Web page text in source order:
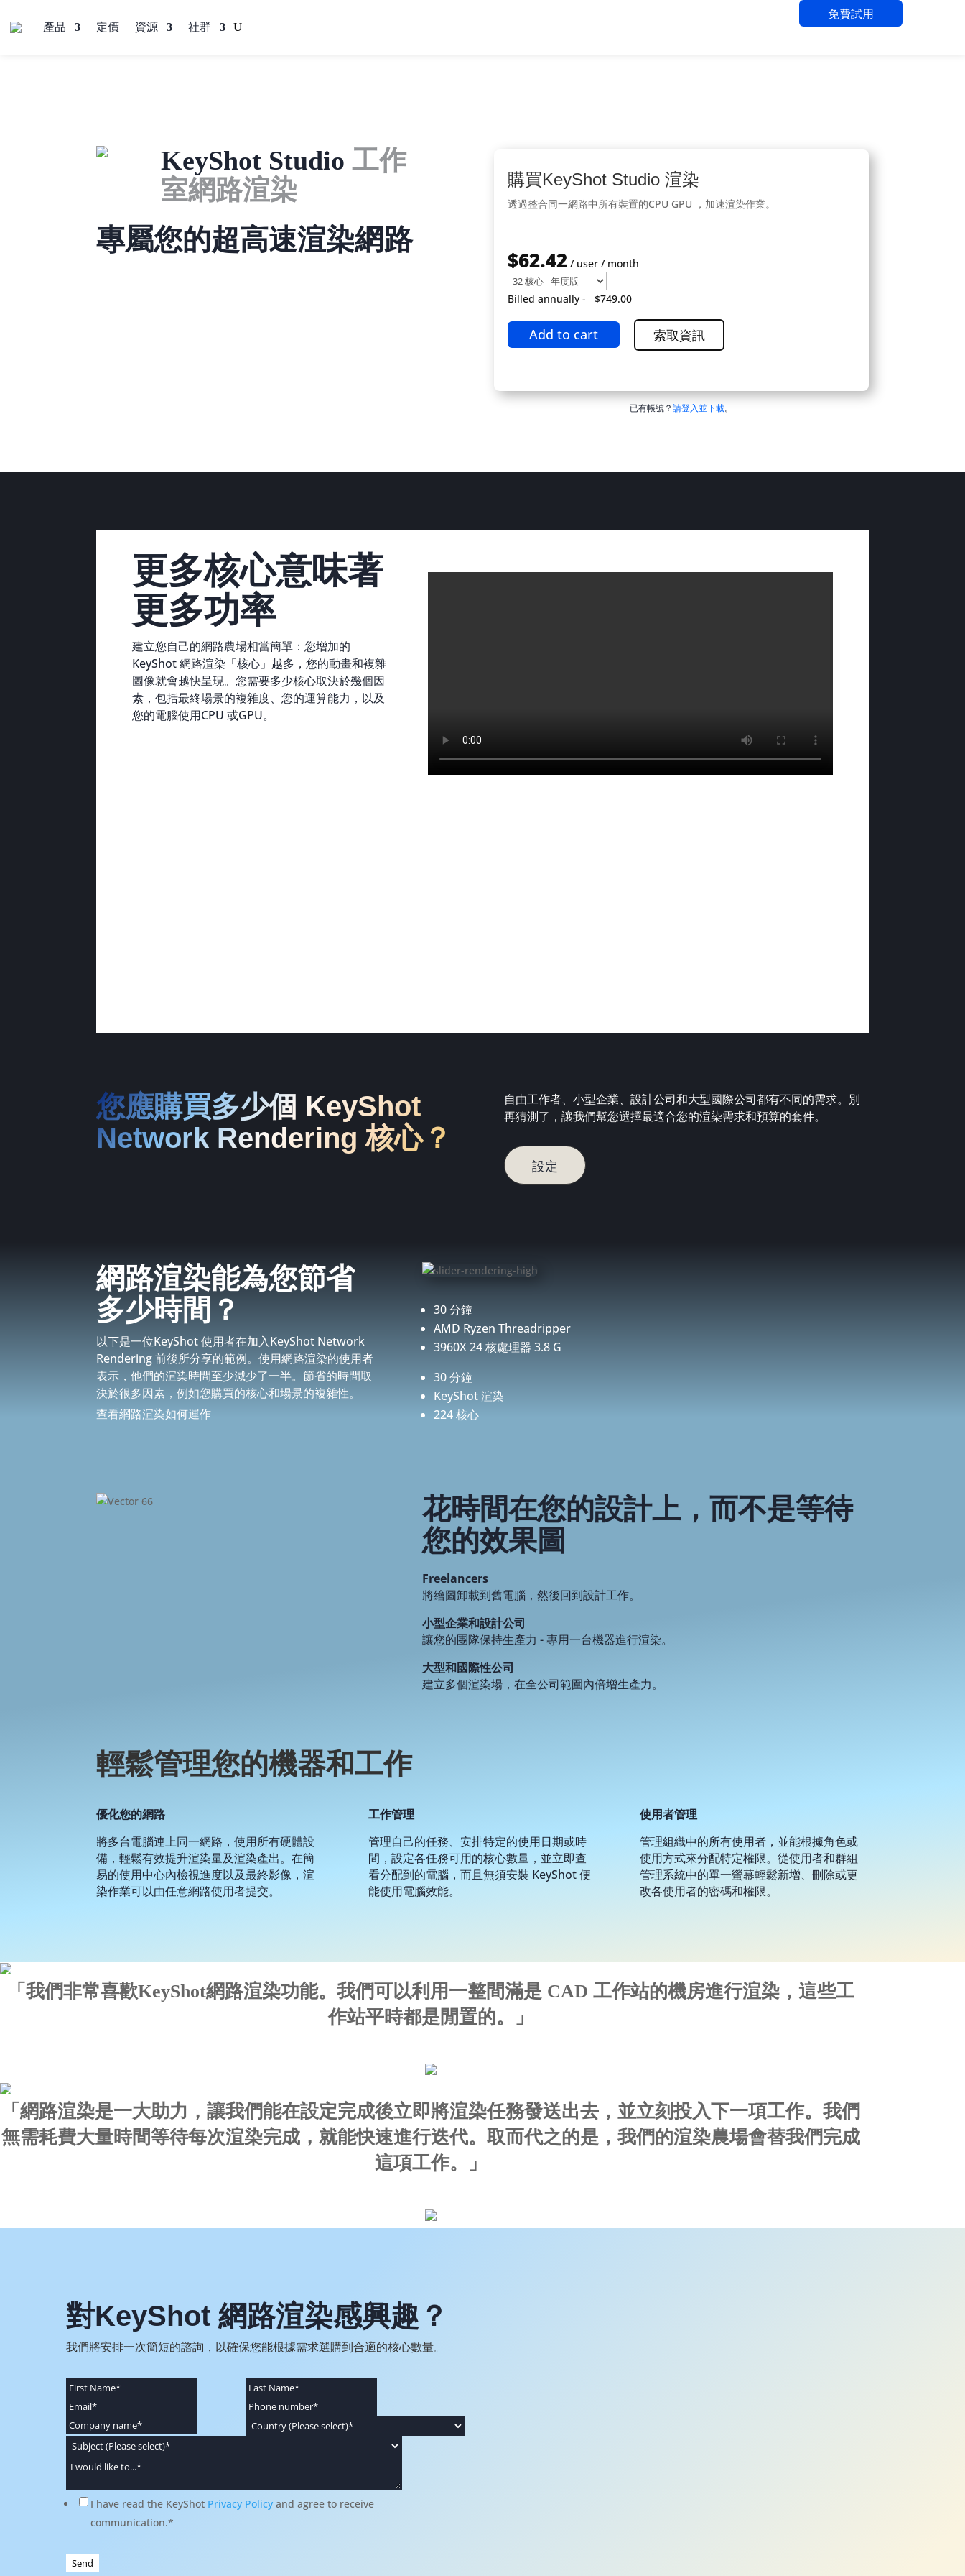
產品 定價 資源 社群
免費試用
KeyShot Studio工作
室網路渲染
專屬您的超高速渲染網路
購買KeyShot Studio 渲染
透過整合同一網路中所有裝置的CPU GPU ，加速渲染作業。
$62.42 / user / month
Billed annually - $749.00
Add to cart 索取資訊
已有帳號？ 請登入並下載。
更多核心意味著
更多功率
建立您自己的網路農場相當簡單：您增加的
KeyShot 網路渲染「核心」越多，您的動畫和複雜
圖像就會越快呈現。您需要多少核心取決於幾個因
素，包括最終場景的複雜度、您的運算能力，以及
您的電腦使用CPU 或GPU。
您應購買多少個 KeyShot
Network Rendering 核心？
自由工作者、小型企業、設計公司和大型國際公司都有不同的需求。別
再猜測了，讓我們幫您選擇最適合您的渲染需求和預算的套件。
設定
網路渲染能為您節省
多少時間？
以下是一位KeyShot 使用者在加入KeyShot Network
Rendering 前後所分享的範例。使用網路渲染的使用者
表示，他們的渲染時間至少減少了一半。節省的時間取
決於很多因素，例如您購買的核心和場景的複雜性。
查看網路渲染如何運作
30 分鐘
AMD Ryzen Threadripper
3960X 24 核處理器 3.8 G
30 分鐘
KeyShot 渲染
224 核心
花時間在您的設計上，而不是等待
您的效果圖
Freelancers
將繪圖卸載到舊電腦，然後回到設計工作。
小型企業和設計公司
讓您的團隊保持生產力 - 專用一台機器進行渲染。
大型和國際性公司
建立多個渲染場，在全公司範圍內倍增生產力。
輕鬆管理您的機器和工作
優化您的網路
將多台電腦連上同一網路，使用所有硬體設
備，輕鬆有效提升渲染量及渲染產出。在簡
易的使用中心內檢視進度以及最終影像，渲
染作業可以由任意網路使用者提交。
工作管理
管理自己的任務、安排特定的使用日期或時
間，設定各任務可用的核心數量，並立即查
看分配到的電腦，而且無須安裝 KeyShot 便
能使用電腦效能。
使用者管理
管理組織中的所有使用者，並能根據角色或
使用方式來分配特定權限。從使用者和群組
管理系統中的單一螢幕輕鬆新增、刪除或更
改各使用者的密碼和權限。
「我們非常喜歡KeyShot網路渲染功能。我們可以利用一整間滿是 CAD 工作站的機房進行渲染，這些工
作站平時都是閒置的。」
「網路渲染是一大助力，讓我們能在設定完成後立即將渲染任務發送出去，並立刻投入下一項工作。我們
無需耗費大量時間等待每次渲染完成，就能快速進行迭代。取而代之的是，我們的渲染農場會替我們完成
這項工作。」
對KeyShot 網路渲染感興趣？
我們將安排一次簡短的諮詢，以確保您能根據需求選購到合適的核心數量。
I have read the KeyShot Privacy Policy and agree to receive
communication.*